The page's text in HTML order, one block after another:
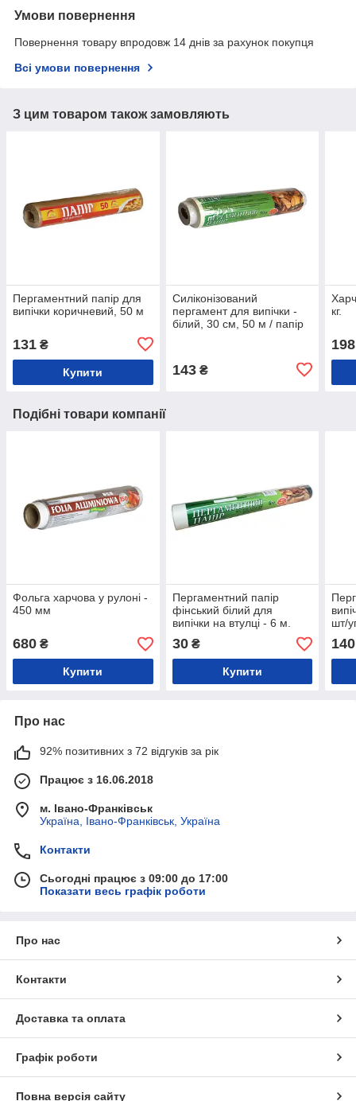
Умови повернення
Повернення товару впродовж 14 днів за рахунок покупця
Всі умови повернення
З цим товаром також замовляють
Пергаментний папір для
випічки коричневий, 50 м
131 ₴
Купити
Силіконізований
пергамент для випічки -
білий, 30 см, 50 м / папір
143₴
кг.
198
Подібні товари компанії
Фольга харчова у рулоні -
450 мм
680 ₴
Купити
Пергаментний папір
фінський білий для
випічки на втулці - 6 м.
30₴
Купити
шт/
140
Про нас
92% позитивних з 72 відгуків за рік
Працює з 16.06.2018
м. Івано-Франківськ
Україна, Івано-Франківськ, Україна
Контакти
Сьогодні працює з 09:00 до 17:00
Показати весь графік роботи
Про нас
Контакти
Доставка та оплата
Графік роботи
Повна версія сайту